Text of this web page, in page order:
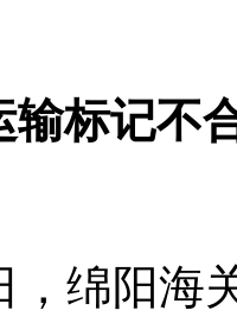
输标记不
，绵阳海